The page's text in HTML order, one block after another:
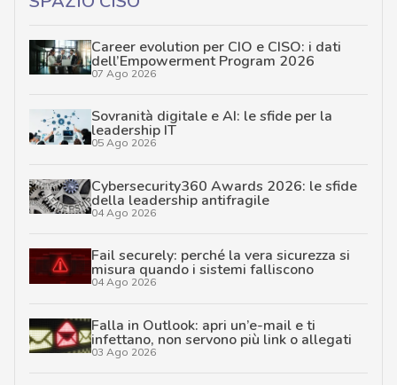
Career evolution per CIO e CISO: i dati
dell’Empowerment Program 2026
07 Ago 2026
Sovranità digitale e AI: le sfide per la
leadership IT
05 Ago 2026
Cybersecurity360 Awards 2026: le sfide
della leadership antifragile
04 Ago 2026
Fail securely: perché la vera sicurezza si
misura quando i sistemi falliscono
04 Ago 2026
Falla in Outlook: apri un’e-mail e ti
infettano, non servono più link o allegati
03 Ago 2026